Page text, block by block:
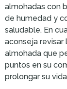
almohadas con
de humedad y
saludable. En
aconseja revisar
almohada que
puntos en su
prolongar su